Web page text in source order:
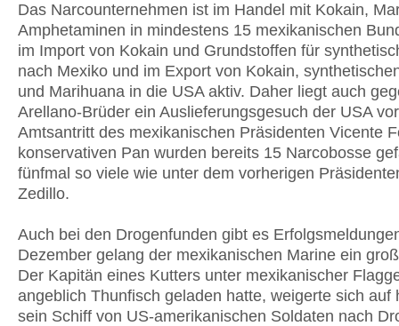
Das Narcounternehmen ist im Handel mit Kokain,
Amphetaminen in mindestens 15 mexikanischen
im Import von Kokain und Grundstoffen für
nach Mexiko und im Export von Kokain,
und Marihuana in die USA aktiv. Daher liegt auch
Arellano-Brüder ein Auslieferungsgesuch der USA
Amtsantritt des mexikanischen Präsidenten Vicente
konservativen Pan wurden bereits 15 Narcobosse
fünfmal so viele wie unter dem vorherigen
Zedillo.
Auch bei den Drogenfunden gibt es
Dezember gelang der mexikanischen Marine ein
Der Kapitän eines Kutters unter mexikanischer
angeblich Thunfisch geladen hatte, weigerte sich auf
sein Schiff von US-amerikanischen Soldaten nach